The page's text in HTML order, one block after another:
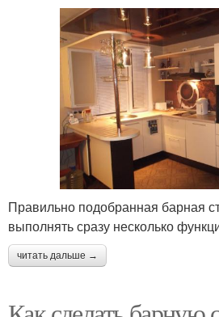
Правильно подобранная барная
выполнять сразу несколько
читать дальше →